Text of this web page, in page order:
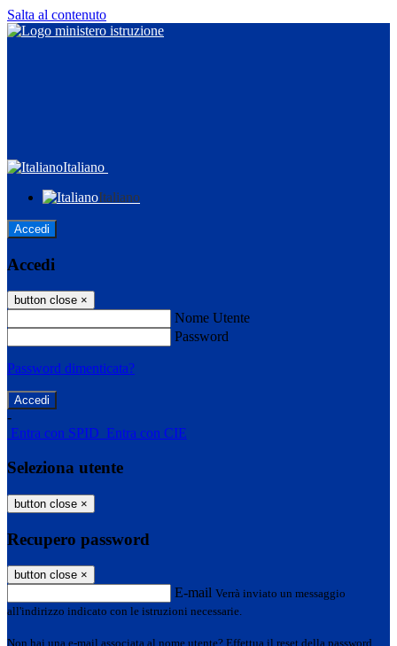
Salta al contenuto
Italiano
Italiano
Accedi
Accedi
button close ×
Nome Utente
Password
Password dimenticata?
-
Entra con SPID Entra con CIE
Seleziona utente
button close ×
Recupero password
button close ×
E-mail Verrà inviato un messaggio
all'indirizzo indicato con le istruzioni necessarie.
Non hai una e-mail associata al nome utente? Effettua il reset della password